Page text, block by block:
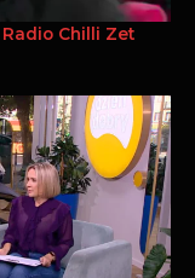
Chilli Zet